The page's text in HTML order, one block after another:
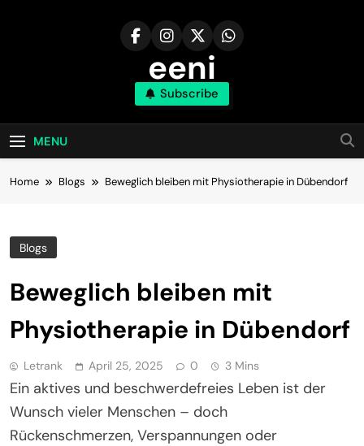
eeni
Subscribe
MENU
Home Blogs Beweglich bleiben mit Physiotherapie in Dübendorf
Blogs
Beweglich bleiben mit
Physiotherapie in Dübendorf
Letrank April 25, 2025 0 3 Mins
Ein aktives und beschwerdefreies Leben ist der
Wunsch vieler Menschen – doch
Rückenschmerzen, Verspannungen oder